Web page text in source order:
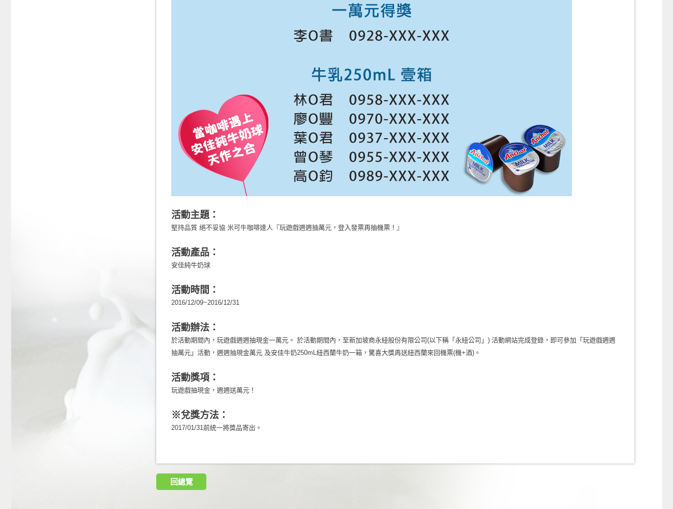
活動主題：
堅持品質 絕不妥協 米可牛咖啡達人『玩遊戲週週抽萬元，登入發票再抽機票！』
活動產品：
安佳純牛奶球
活動時間：
2016/12/09~2016/12/31
活動辦法：
於活動期間內，玩遊戲週週抽現金一萬元。 於活動期間內，至新加坡商永紐股份有限公司(以下稱「永紐公司」) 活動網站完成登錄，即可參加「玩遊戲週週
抽萬元」活動，週週抽現金萬元 及安佳牛奶250mL紐西蘭牛奶一箱，驚喜大獎再送紐西蘭來回機票(機+酒)。
活動獎項：
玩遊戲抽現金，週週送萬元！
※兌獎方法：
2017/01/31前統一將獎品寄出。
回總覽